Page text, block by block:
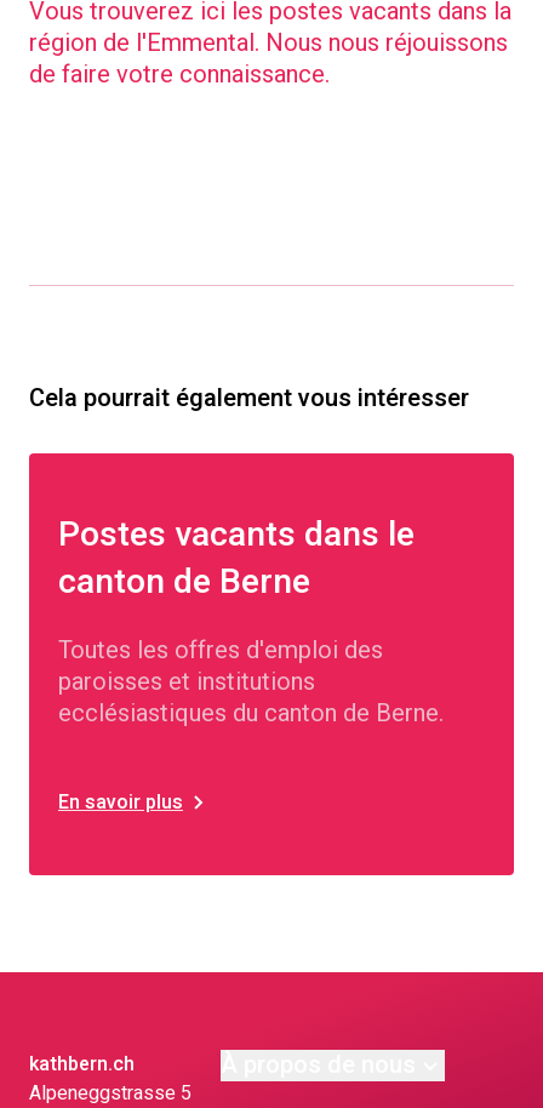
Vous trouverez ici les postes vacants dans la
région de l'Emmental. Nous nous réjouissons
de faire votre connaissance.
Cela pourrait également vous intéresser
Postes vacants dans le
canton de Berne
Toutes les offres d'emploi des
paroisses et institutions
ecclésiastiques du canton de Berne.
En savoir plus
kathbern.ch
Alpeneggstrasse 5